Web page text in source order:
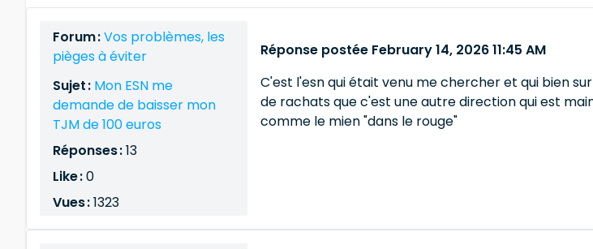
Forum :Vos problèmes, les
pièges à éviter
Sujet : Mon ESN me
demande de baisser mon
TJM de 100 euros
Réponses :13
Like :0
Vues :1323
Réponse postée February 14, 2026 11:45 AM
C'est l'esn qui était venu me chercher et qui bien
de rachats que c'est une autre direction qui est
comme le mien "dans le rouge"